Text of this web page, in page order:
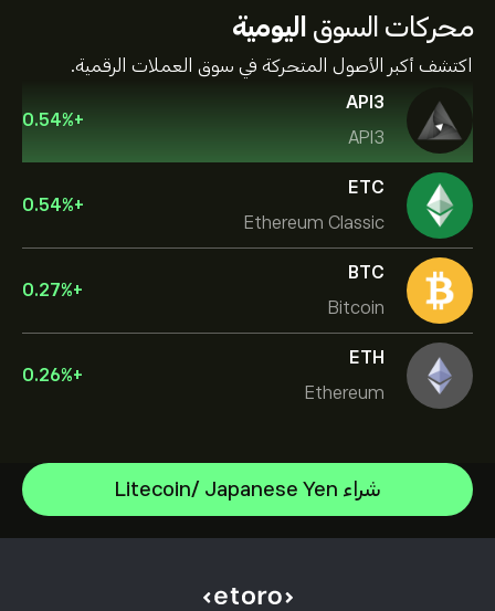
محركات السوق اليومية
اكتشف أكبر الأصول المتحركة في سوق العملات الرقمية.
API3
API3
+
0.54%
ETC
Ethereum Classic
+
0.54%
BTC
Bitcoin
+
0.27%
ETH
Ethereum
+
0.26%
شراء Litecoin/ Japanese Yen
Solana
Near Protocol